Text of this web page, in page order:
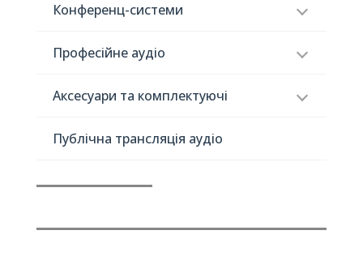
Конференц-системи
Професійне аудіо
Аксесуари та комплектуючі
Публічна трансляція аудіо